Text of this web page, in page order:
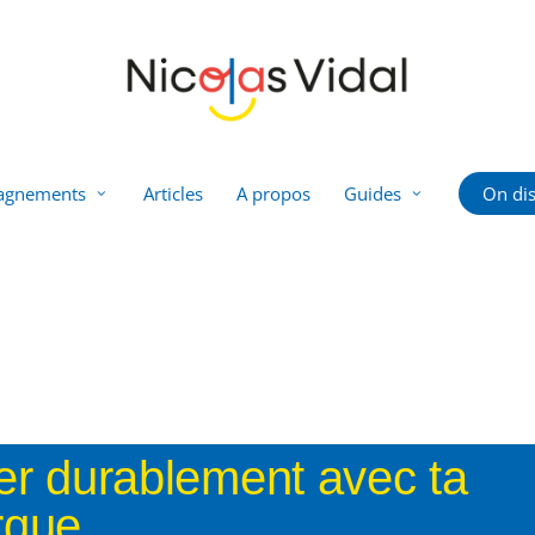
Articles A propos Guides On
durablement avec ta